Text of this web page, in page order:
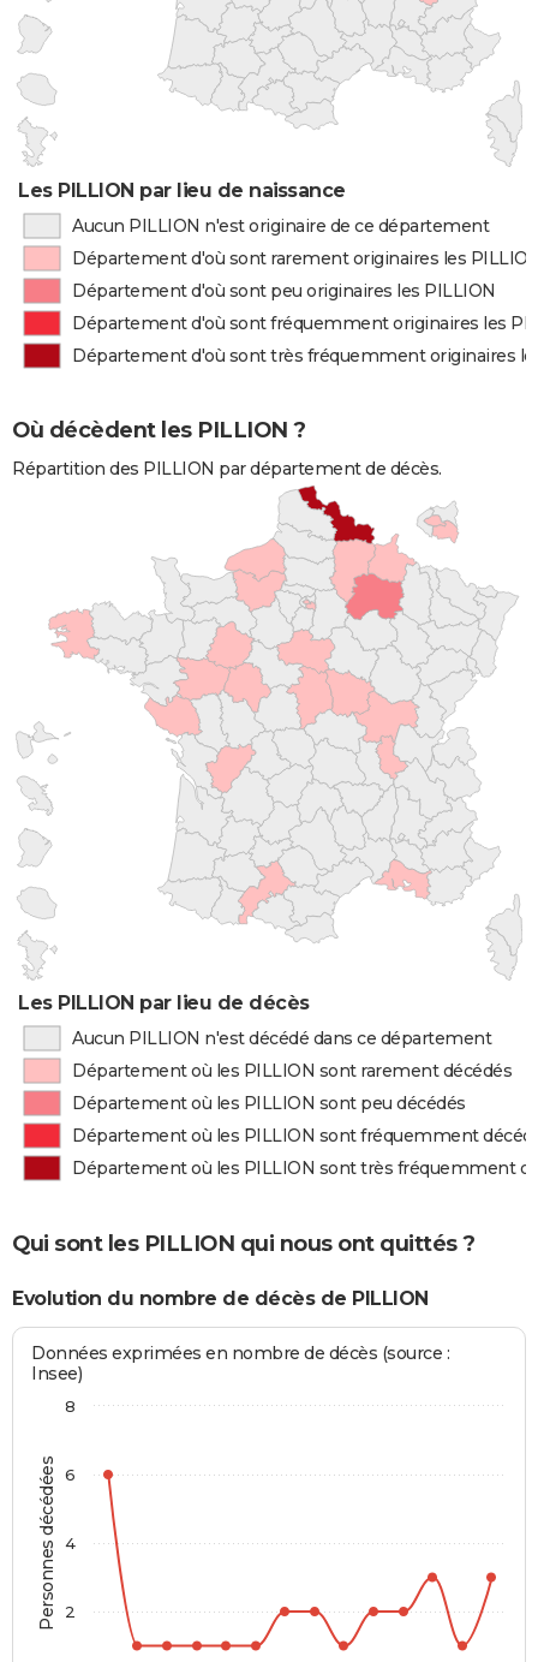
Les PILLION par lieu de naissance
Aucun PILLION n'est originaire de ce département
Département d'où sont rarement originaires les
Département d'où sont peu originaires les PILLION
Département d'où sont fréquemment originaires les
Département d'où sont très fréquemment originaires
Où décèdent les PILLION ?
Répartition des PILLION par département de décès.
Les PILLION par lieu de décès
Aucun PILLION n'est décédé dans ce département
Département où les PILLION sont rarement décédés
Département où les PILLION sont peu décédés
Département où les PILLION sont fréquemment
Département où les PILLION sont très fréquemment
Qui sont les PILLION qui nous ont quittés ?
Evolution du nombre de décès de PILLION
Personnes décédées
Données exprimées en nombre de décès (source :
Insee)
2
4
6
8